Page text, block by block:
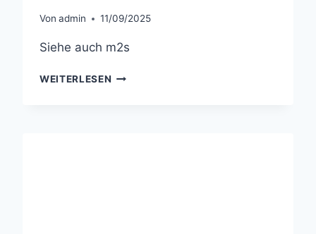
Von admin 11/09/2025
Siehe auch m2s
WEITERLESEN ERGEBNIS